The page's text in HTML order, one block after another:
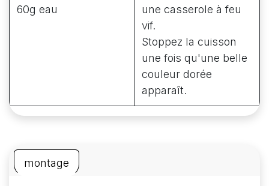
60g eau
une casserole à feu
vif.
Stoppez la cuisson
une fois qu'une belle
couleur dorée
apparaît.
montage